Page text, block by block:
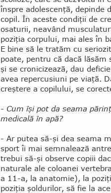
înspre adolescenţă, depinde
copil. În aceste condiţii de
osaturii, neavând
po­zi­ţia cor­pu­lui, mai ales în
E bine să le tratăm cu
poate, pen­tru că dacă lăsăm
şi se cro­nicizează, dau
avea reper­cu­siuni pe viaţă.
creştere a copilului, se
- Cum îşi pot da seama
medicală în apă?
- Ar putea să-şi dea seama
sport îi mai semnalează
trebui să-şi observe copiii
natu­rale ale coloanei
a 11-a, la anatomie), la
poziţia şoldurilor, să fie la